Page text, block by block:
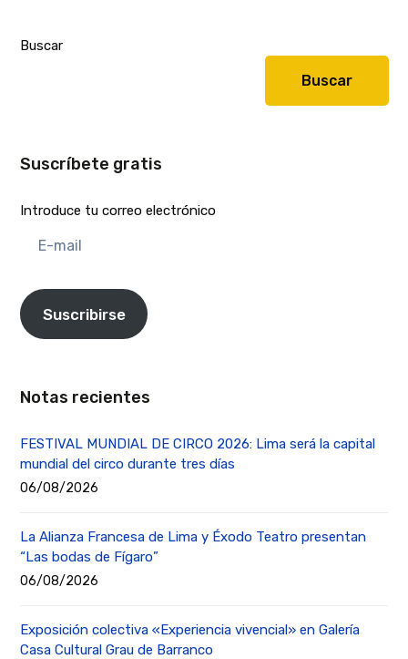
Buscar
Buscar
Suscríbete gratis
Introduce tu correo electrónico
mail
Suscribirse
Notas recientes
FESTIVAL MUNDIAL DE CIRCO 2026: Lima será la capital
mundial del circo durante tres días
06/08/2026
La Alianza Francesa de Lima y Éxodo Teatro presentan
“Las bodas de Fígaro”
06/08/2026
Exposición colectiva «Experiencia vivencial» en Galería
Casa Cultural Grau de Barranco